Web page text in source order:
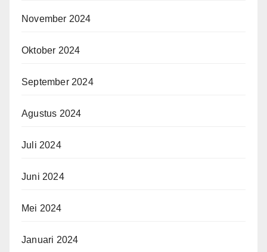
November 2024
Oktober 2024
September 2024
Agustus 2024
Juli 2024
Juni 2024
Mei 2024
Januari 2024